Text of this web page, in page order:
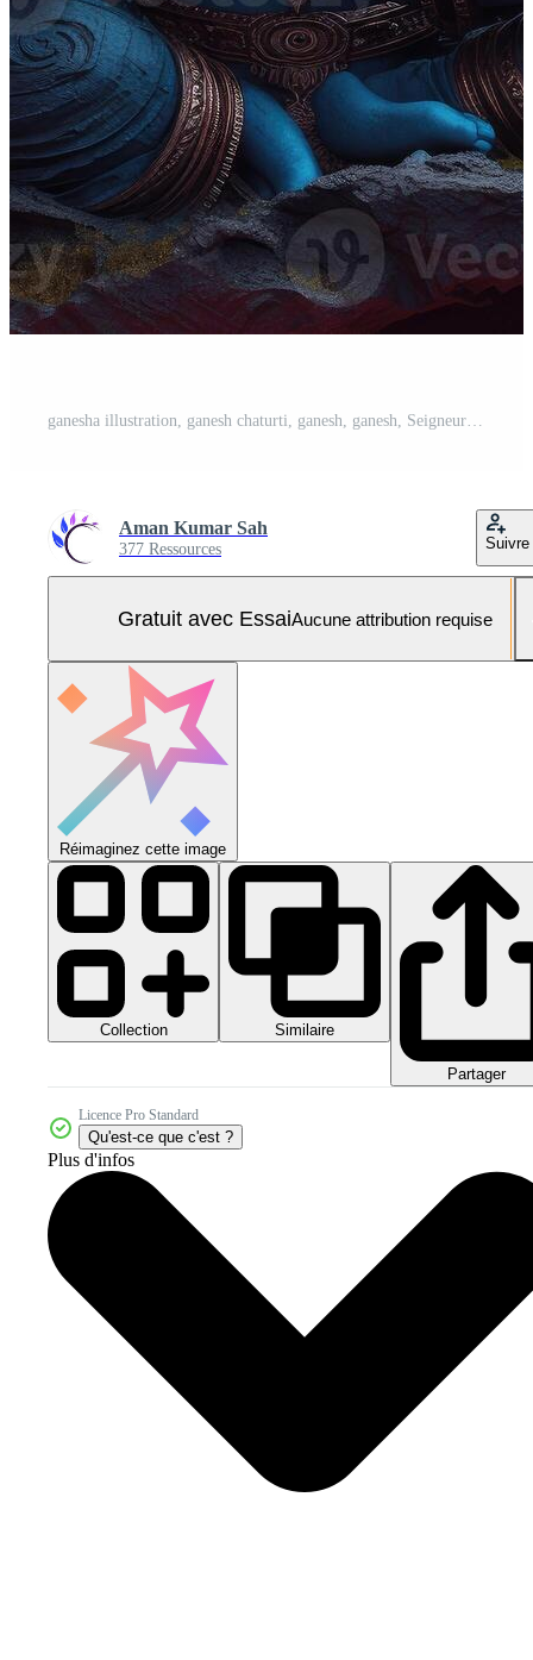
ganesha illustration, ganesh chaturti, ganesh, ganesh, Seigneur ganesh, Seigneur ganesh. ai généré Photo Pro
Aman Kumar Sah
377 Ressources Suivre
Gratuit avec EssaiAucune attribution requise
Réimaginez cette image
Collection Similaire
Partager
Licence Pro Standard
Qu'est-ce que c'est ?
Plus d'infos